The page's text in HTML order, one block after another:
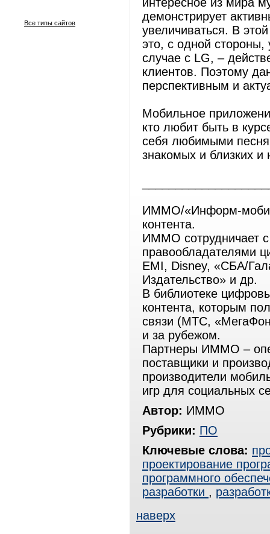
Все типы сайтов
демонстрирует
увеличиваться. В
это, с одной стороны,
случае с LG, –
клиентов. Поэтому
перспективным и
Мобильное
кто любит быть в
себя любимыми
знакомых и близких и
ИММО/«Информ-
контента.
ИММО сотрудничает
правообладателями
EMI, Disney, «СБА/
Издательство» и др.
В библиотеке
контента, которым
связи (МТС,
и за рубежом.
Партнеры ИММО –
поставщики и
производители
игр для социальных
Автор: ИММО
Рубрики: ПО
Ключевые слова:
проектирование
программного
разработки ,
наверх